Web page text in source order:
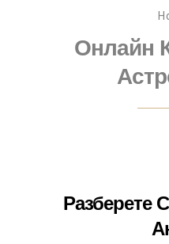
Онлайн
Разберете